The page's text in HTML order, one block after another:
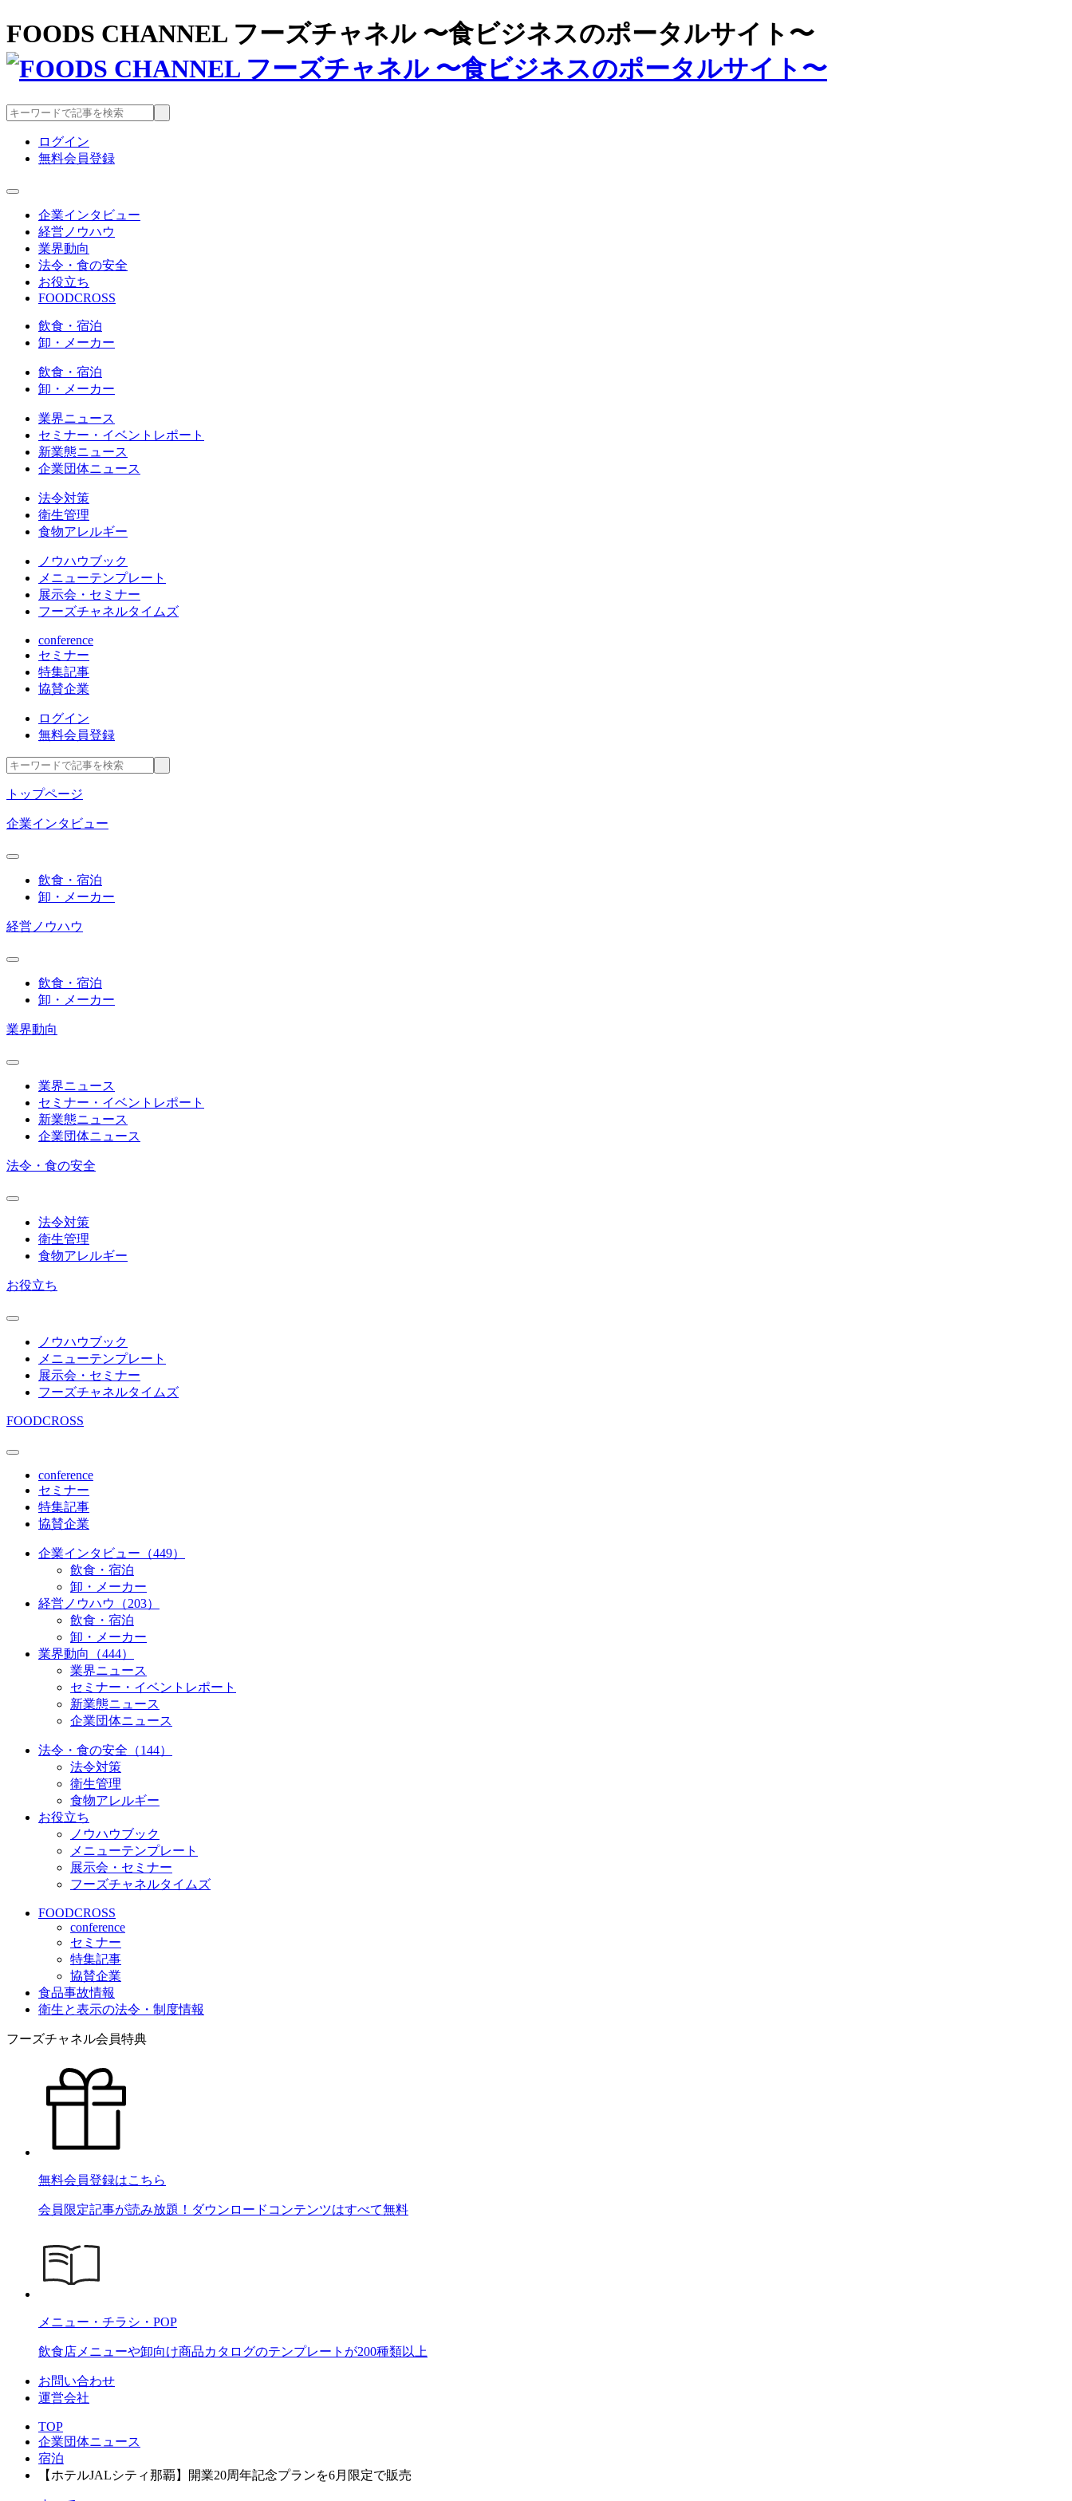
FOODS CHANNEL フーズチャネル 〜食ビジネスのポータルサイト〜
ログイン
無料会員登録
企業インタビュー
経営ノウハウ
業界動向
法令・食の安全
お役立ち
FOODCROSS
飲食・宿泊
卸・メーカー
飲食・宿泊
卸・メーカー
業界ニュース
セミナー・イベントレポート
新業態ニュース
企業団体ニュース
法令対策
衛生管理
食物アレルギー
ノウハウブック
メニューテンプレート
展示会・セミナー
フーズチャネルタイムズ
conference
セミナー
特集記事
協賛企業
ログイン
無料会員登録
トップページ
企業インタビュー
飲食・宿泊
卸・メーカー
経営ノウハウ
飲食・宿泊
卸・メーカー
業界動向
業界ニュース
セミナー・イベントレポート
新業態ニュース
企業団体ニュース
法令・食の安全
法令対策
衛生管理
食物アレルギー
お役立ち
ノウハウブック
メニューテンプレート
展示会・セミナー
フーズチャネルタイムズ
FOODCROSS
conference
セミナー
特集記事
協賛企業
企業インタビュー（449）
飲食・宿泊
卸・メーカー
経営ノウハウ（203）
飲食・宿泊
卸・メーカー
業界動向（444）
業界ニュース
セミナー・イベントレポート
新業態ニュース
企業団体ニュース
法令・食の安全（144）
法令対策
衛生管理
食物アレルギー
お役立ち
ノウハウブック
メニューテンプレート
展示会・セミナー
フーズチャネルタイムズ
FOODCROSS
conference
セミナー
特集記事
協賛企業
食品事故情報
衛生と表示の法令・制度情報
フーズチャネル会員特典
無料会員登録はこちら
会員限定記事が読み放題！ダウンロードコンテンツはすべて無料
メニュー・チラシ・POP
飲食店メニューや卸向け商品カタログのテンプレートが200種類以上
お問い合わせ
運営会社
TOP
企業団体ニュース
宿泊
【ホテルJALシティ那覇】開業20周年記念プランを6月限定で販売